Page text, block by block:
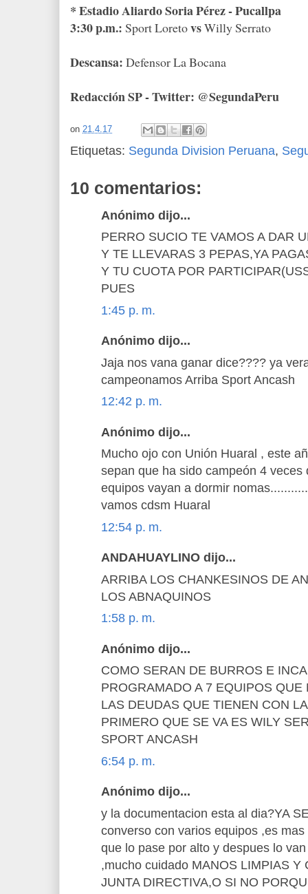
* Estadio Aliardo Soria Pérez - Pucallpa
3:30 p.m.: Sport LoretovsWilly Serrato
Descansa: Defensor La Bocana
Redacción SP - Twitter: @SegundaPeru
on 21.4.17
Etiquetas: Segunda Division Peruana,
10 comentarios:
Anónimo dijo...
PERRO SUCIO TE VAMOS A DAR
Y TE LLEVARAS 3 PEPAS,YA
Y TU CUOTA POR
PUES
1:45 p. m.
Anónimo dijo...
Jaja nos vana ganar dice???? ya
campeonamos Arriba Sport Ancash
12:42 p. m.
Anónimo dijo...
Mucho ojo con Unión Huaral , este
sepan que ha sido campeón 4
equipos vayan a dormir
vamos cdsm Huaral
12:54 p. m.
ANDAHUAYLINO dijo...
ARRIBA LOS CHANKESINOS DE
LOS ABNAQUINOS
1:58 p. m.
Anónimo dijo...
COMO SERAN DE BURROS E
PROGRAMADO A 7 EQUIPOS
LAS DEUDAS QUE TIENEN CON
PRIMERO QUE SE VA ES WILY
SPORT ANCASH
6:54 p. m.
Anónimo dijo...
y la documentacion esta al dia?YA
converso con varios equipos ,es
que lo pase por alto y despues lo
,mucho cuidado MANOS LIMPIAS Y
JUNTA DIRECTIVA,O SI NO